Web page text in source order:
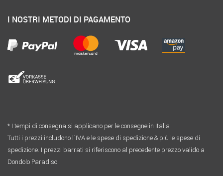
I NOSTRI METODI DI PAGAMENTO
* I tempi di consegna si applicano per le consegne in Italia
Tutti i prezzi includono l´IVA e le spese di spedizione & più le spese di
spedizione. I prezzi barrati si riferiscono al precedente prezzo valido a
Dondolo Paradiso.